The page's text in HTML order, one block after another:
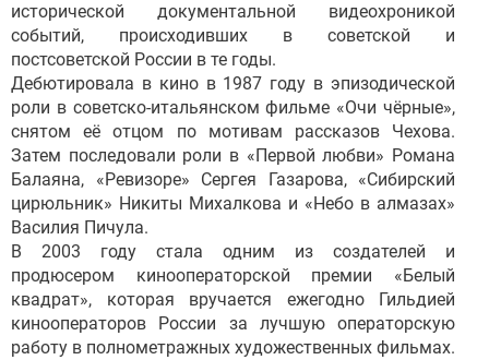
исторической документальной видеохроникой
событий, происходивших в советской и
постсоветской России в те годы.
Дебютировала в кино в 1987 году в эпизодической
роли в советско-итальянском фильме «Очи чёрные»,
снятом её отцом по мотивам рассказов Чехова.
Затем последовали роли в «Первой любви» Романа
Балаяна, «Ревизоре» Сергея Газарова, «Сибирский
цирюльник» Никиты Михалкова и «Небо в алмазах»
Василия Пичула.
В 2003 году стала одним из создателей и
продюсером кинооператорской премии «Белый
квадрат», которая вручается ежегодно Гильдией
кинооператоров России за лучшую операторскую
работу в полнометражных художественных фильмах.